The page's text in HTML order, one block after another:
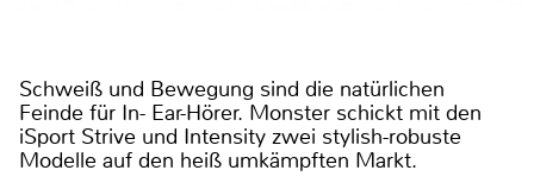
Schweiß und Bewegung sind die natürlichen
Feinde für In- Ear-Hörer. Monster schickt mit den
iSport Strive und Intensity zwei stylish-robuste
Modelle auf den heiß umkämpften Markt.